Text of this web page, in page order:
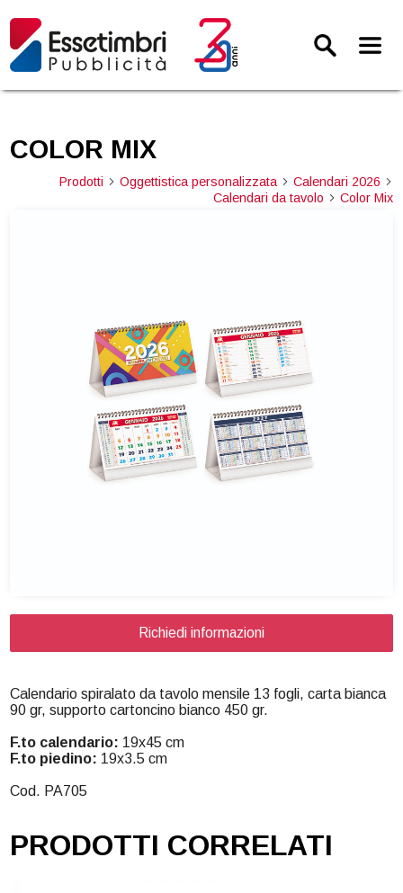
COLOR MIX
Prodotti arrow_forward_ios Oggettistica personalizzata arrow_forward_ios Calendari 2026 arrow_forward_ios
Calendari da tavolo arrow_forward_ios Color Mix
Richiedi informazioni
Calendario spiralato da tavolo mensile 13 fogli, carta bianca
90 gr, supporto cartoncino bianco 450 gr.
F.to calendario: 19x45 cm
F.to piedino: 19x3.5 cm
Cod. PA705
PRODOTTI CORRELATI